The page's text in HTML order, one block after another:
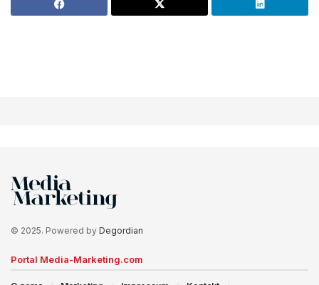
© 2025. Powered by Degordian
Portal Media-Marketing.com